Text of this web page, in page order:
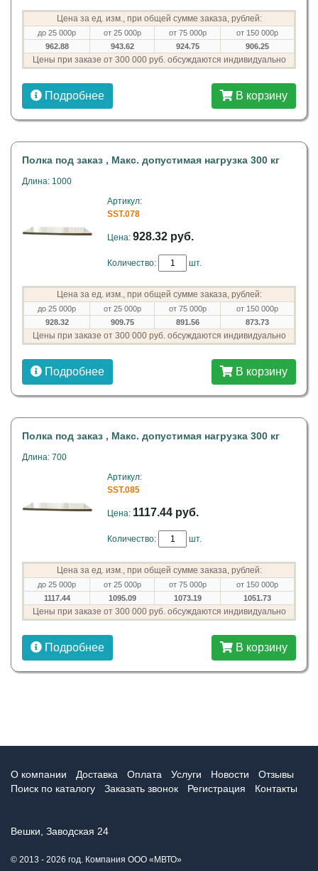
Цена за ед. изм., при общей сумме заказа, рублей:
до 25 000р от 25 000р от 75 000р
от 150 000р
962.88
943.62 924.75 906.25
Цены при заказе от 300 000 руб. обсуждаются индивидуально
Подробнее В корзину
Полка под заказ , Макс. допустимая нагрузка 300 кг
Длина: 1000
Артикул:
SST.078
Цена: 928.32 руб.
Количество: шт.
Цена за ед. изм., при общей сумме заказа, рублей:
до 25 000р от 25 000р от 75 000р
от 150 000р
928.32
909.75 891.56 873.73
Цены при заказе от 300 000 руб. обсуждаются индивидуально
Подробнее В корзину
Полка под заказ , Макс. допустимая нагрузка 300 кг
Длина: 700
Артикул:
SST.085
Цена: 1117.44 руб.
Количество: шт.
Цена за ед. изм., при общей сумме заказа, рублей:
до 25 000р от 25 000р от 75 000р
от 150 000р
1117.44
1095.09 1073.19 1051.73
Цены при заказе от 300 000 руб. обсуждаются индивидуально
Подробнее В корзину
О компании Доставка Оплата Услуги Новости
Отзывы
Поиск по каталогу
Заказать звонок Регистрация Контакты
Вешки, Заводская 24
© 2013 - 2026 год. Компания ООО «МВТО»